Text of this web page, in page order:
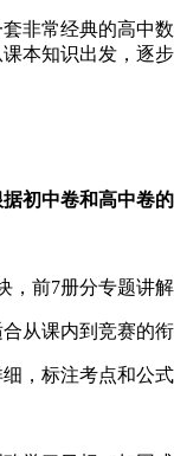
非常经典的高中
本知识出发，逐
初中卷和高中卷
，前7册分专题讲
从课内到竞赛的衔
细，标注考点和公